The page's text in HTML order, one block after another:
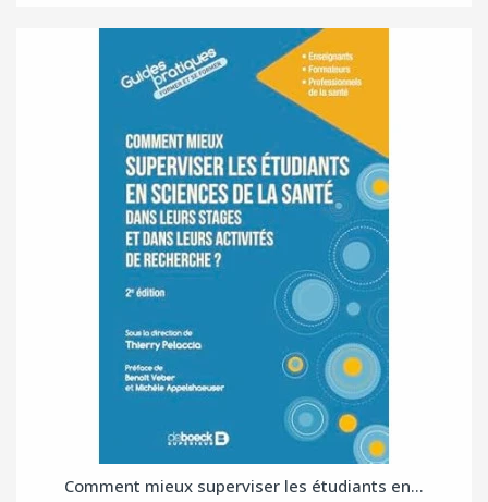
Comment mieux superviser les étudiants en...